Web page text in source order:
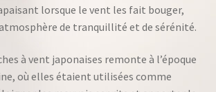
lorsque le vent les fait bouger,
de tranquillité et de sérénité.
à vent japonaises remonte à l’époque
où elles étaient utilisées comme